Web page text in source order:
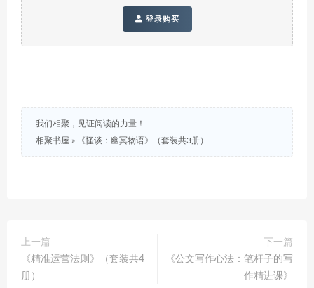
登录购买
我们相聚，见证阅读的力量！
相聚书屋 » 《怪谈：幽冥物语》（套装共3册）
上一篇
《精准运营法则》（套装共4
册）
下一篇
《公文写作心法：笔杆子的写
作精进课》